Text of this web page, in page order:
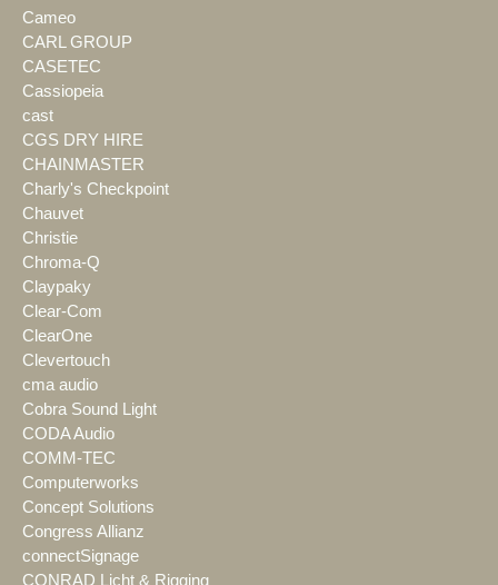
Cameo
CARL GROUP
CASETEC
Cassiopeia
cast
CGS DRY HIRE
CHAINMASTER
Charly's Checkpoint
Chauvet
Christie
Chroma-Q
Claypaky
Clear-Com
ClearOne
Clevertouch
cma audio
Cobra Sound Light
CODA Audio
COMM-TEC
Computerworks
Concept Solutions
Congress Allianz
connectSignage
CONRAD Licht & Rigging